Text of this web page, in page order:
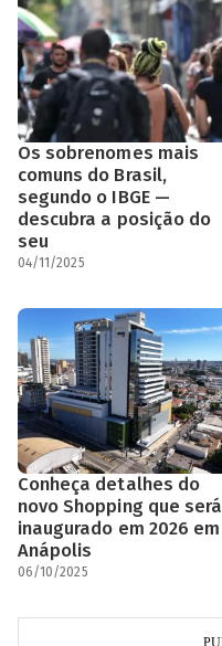
Os sobrenomes mais
comuns do Brasil,
segundo o IBGE —
descubra a posição do
seu
04/11/2025
Conheça detalhes do
novo Shopping que será
inaugurado em 2026 em
Anápolis
06/10/2025